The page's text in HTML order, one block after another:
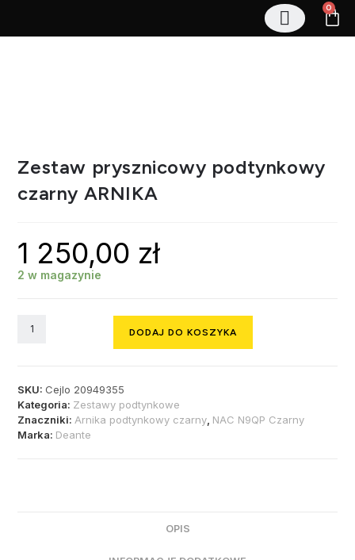
0
Zestaw prysznicowy podtynkowy
czarny ARNIKA
1 250,00 zł
2 w magazynie
DODAJ DO KOSZYKA
SKU:Cejlo 20949355
Kategoria: Zestawy podtynkowe
Znaczniki: Arnika podtynkowy czarny NAC N9QP Czarny
Marka: Deante
OPIS